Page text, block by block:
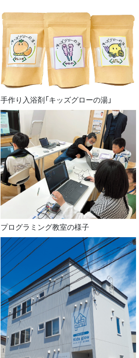
手作り入浴剤「キッズグローの湯」
プログラミング教室の様子